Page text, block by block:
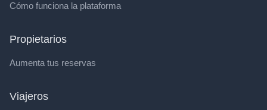
Cómo funciona la plataforma
Propietarios
Aumenta tus reservas
Viajeros